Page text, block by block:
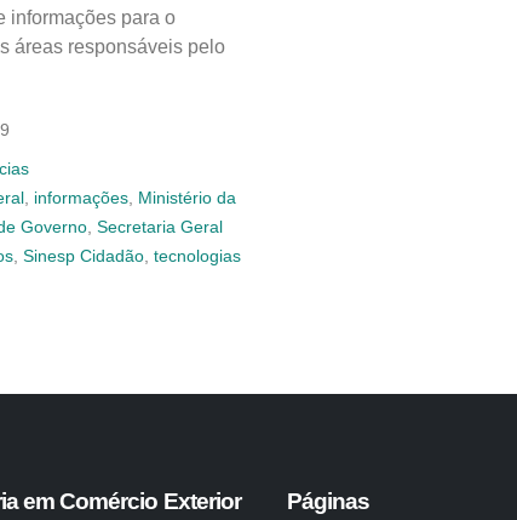
informações para o
áreas responsáveis pelo
informações Ministério da
Governo Secretaria Geral
Sinesp Cidadão tecnologias
em Comércio Exterior Páginas